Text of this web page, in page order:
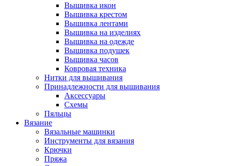
Вышивка икон
Вышивка крестом
Вышивка лентами
Вышивка на изделиях
Вышивка на одежде
Вышивка подушек
Вышивка часов
Ковровая техника
Нитки для вышивания
Принадлежности для вышивания
Аксессуары
Схемы
Пяльцы
Вязание
Вязальные машинки
Инструменты для вязания
Крючки
Пряжа